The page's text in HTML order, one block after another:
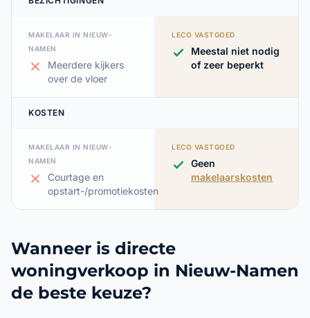
MAKELAAR IN NIEUW-
NAMEN
Meerdere kijkers
over de vloer
LECO VASTGOED
Meestal niet nodig
of zeer beperkt
KOSTEN
MAKELAAR IN NIEUW-
NAMEN
Courtage en
opstart-/promotiekosten
LECO VASTGOED
Geen
makelaarskosten
Wanneer is directe
woningverkoop in Nieuw-Namen
de beste keuze?